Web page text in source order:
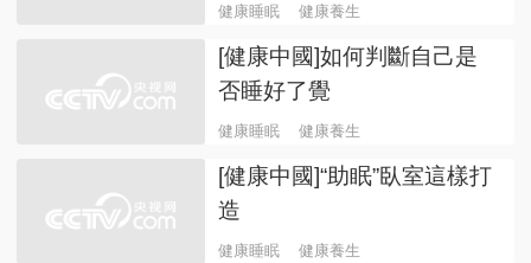
健康睡眠 健康養生
[健康中國]如何判斷自己是
否睡好了覺
健康睡眠 健康養生
[健康中國]“助眠”臥室這樣打
造
健康睡眠 健康養生